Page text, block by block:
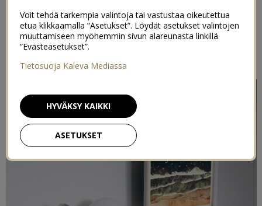
17/01/2021
Postaus on toteutettu kaupallisessa yhteistyössäMuoto2
Voit tehdä tarkempia valintoja tai vastustaa oikeutettua
etua klikkaamalla “Asetukset”. Löydät asetukset valintojen
muuttamiseen myöhemmin sivun alareunasta linkillä
“Evästeasetukset”.
Tietosuoja Kaleva Mediassa
ASETUKSET
HYVÄKSY KAIKKI